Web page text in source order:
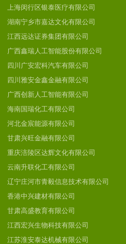
上海闵行区银泰医疗有限公司
湖南宁乡市嘉达文化有限公司
江西远达证券集团有限公司
广西鑫瑞人工智能股份有限公司
四川广安宏科汽车有限公司
四川雅安金鑫金融有限公司
广西创新人工智能有限公司
海南国瑞化工有限公司
河北金宸能源有限公司
甘肃兴旺金融有限公司
重庆涪陵区达辉文化有限公司
云南升联化工有限公司
辽宁庄河市青毅信息技术有限公司
香港中兴建材有限公司
甘肃高盛教育有限公司
江西宏兴生物科技有限公司
江苏淮安泰达机械有限公司